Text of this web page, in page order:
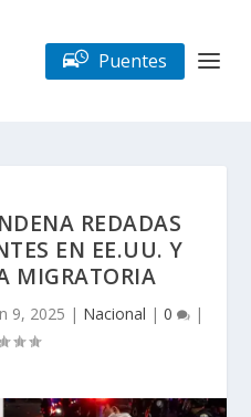
Puentes
REDADAS
EN EE.UU. Y
MIGRATORIA
9, 2025 | Nacional | 0 |